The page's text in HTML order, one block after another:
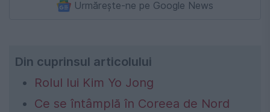
Urmărește-ne pe Google News
Din cuprinsul articolului
Rolul lui Kim Yo Jong
Ce se întâmplă în Coreea de Nord